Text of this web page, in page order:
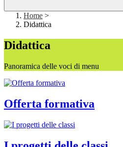
Home >
Didattica
Didattica
Panoramica delle voci di menu
Offerta formativa